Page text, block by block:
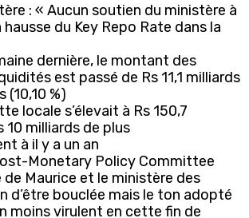
: « Aucun soutien du ministère à
hausse du Key Repo Rate dans la
dernière, le montant des
est passé de Rs 11,1 milliards
(10,10 %)
locale s’élevait à Rs 150,7
10 milliards de plus
à il y a un an
Monetary Policy Committee
de Maurice et le ministère des
d’être bouclée mais le ton adopté
moins virulent en cette fin de